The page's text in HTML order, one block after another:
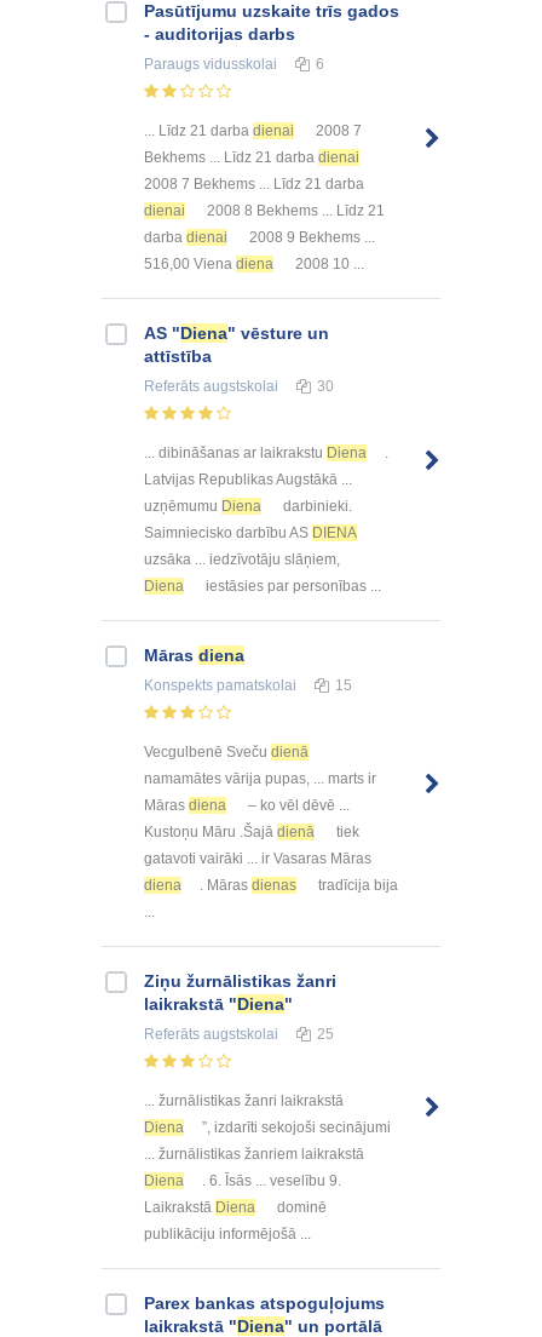
Pasūtījumu uzskaite trīs gados
- auditorijas darbs
Paraugs vidusskolai 6
... Līdz 21 darba dienai
2008 7
Bekhems ... Līdz 21 darba dienai
2008 7 Bekhems ... Līdz 21 darba
dienai
2008 8 Bekhems ... Līdz 21
darba dienai
2008 9 Bekhems ...
516,00 Viena diena 2008 10 ...
AS "Diena" vēsture un
attīstība
Referāts augstskolai 30
... dibināšanas ar laikrakstu Diena
.
Latvijas Republikas Augstākā ...
uzņēmumu Diena
darbinieki.
Saimniecisko darbību AS DIENA
uzsāka ... iedzīvotāju slāņiem,
Diena
iestāsies par personības ...
Māras diena
Konspekts pamatskolai 15
Vecgulbenē Sveču dienā
namamātes vārija pupas, ... marts ir
Māras diena
– ko vēl dēvē ...
Kustoņu Māru .Šajā dienā
tiek
gatavoti vairāki ... ir Vasaras Māras
diena
. Māras dienas
tradīcija bija
...
Ziņu žurnālistikas žanri
laikrakstā "Diena"
Referāts augstskolai 25
... žurnālistikas žanri laikrakstā
Diena
”, izdarīti sekojoši secinājumi
... žurnālistikas žanriem laikrakstā
Diena
. 6. Īsās ... veselību 9.
Laikrakstā Diena
dominē
publikāciju informējošā ...
Parex bankas atspoguļojums
laikrakstā "Diena" un portālā